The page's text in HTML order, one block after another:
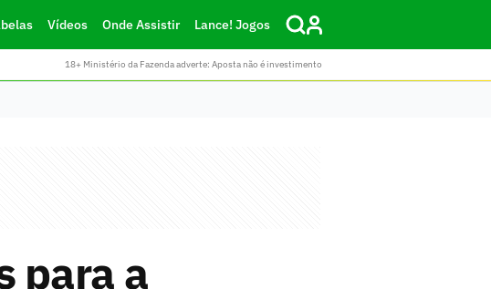
Vídeos Onde Assistir Lance! Jogos
18+ Ministério da Fazenda adverte: Aposta não é investimento
para a